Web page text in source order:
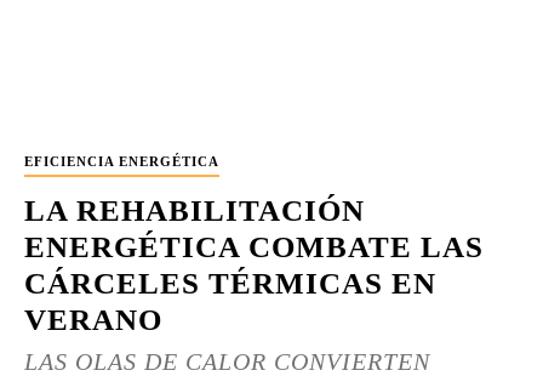
EFICIENCIA ENERGÉTICA
LA REHABILITACIÓN
ENERGÉTICA COMBATE LAS
CÁRCELES TÉRMICAS EN
VERANO
LAS OLAS DE CALOR CONVIERTEN